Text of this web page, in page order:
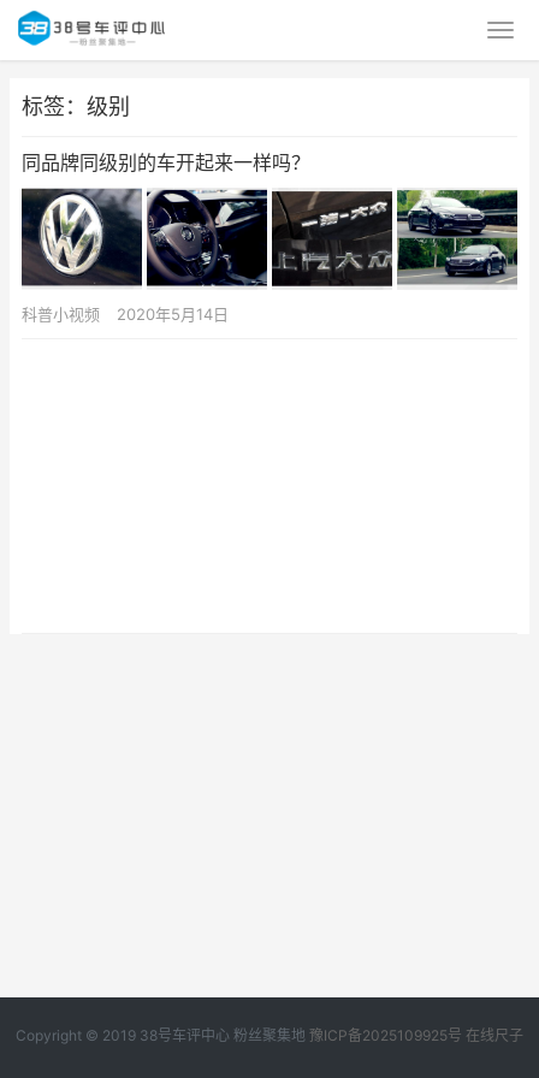
标签：级别
同品牌同级别的车开起来一样吗？
科普小视频 2020年5月14日
Copyright © 2019 38号车评中心 粉丝聚集地 豫ICP备2025109925号 在线尺子